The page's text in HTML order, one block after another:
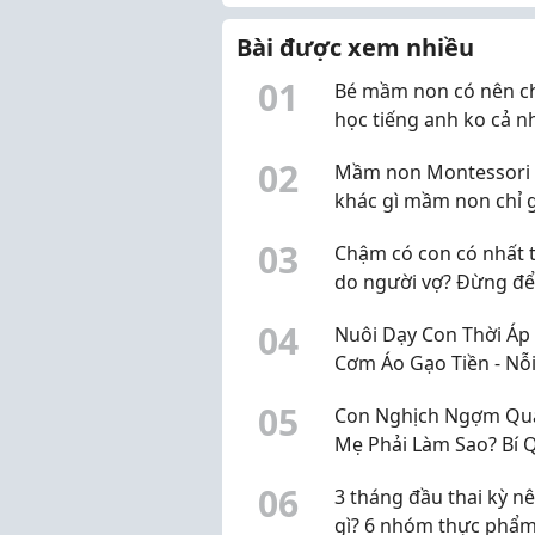
bài về dấu hi...
Bài được xem nhiều
01
Bé mầm non có nên
học tiếng anh ko cả
02
Mầm non Montessori
khác gì mầm non chỉ
03
Chậm có con có nhất
do người vợ? Đừng
nguyên nhân
04
Nuôi Dạy Con Thời Áp
Cơm Áo Gạo Tiền -
Giúp Bé Phát Triển
Diện
05
Con Nghịch Ngợm
Mẹ Phải Làm Sao? Bí
Không Cần La Hét
06
3 tháng đầu thai kỳ
gì? 6 nhóm thực